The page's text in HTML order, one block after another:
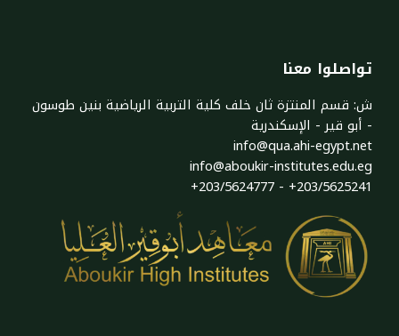
تواصلوا معنا
ش: قسم المنتزة ثان خلف كلية التربية الرياضية بنين طوسون
- أبو قير - الإسكندرية
info@qua.ahi-egypt.net
info@aboukir-institutes.edu.eg​
+203/5624777 - +203/5625241